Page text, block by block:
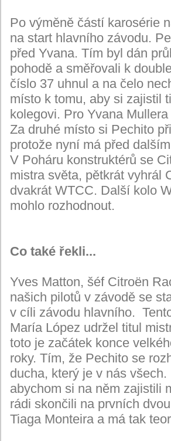
Po výměně částí karosérie
na start hlavního závodu.
před Yvana. Tím byl dán
pohodě a směřovali k
číslo 37 uhnul a na čelo
místo k tomu, aby si zajistil
kolegovi. Pro Yvana
Za druhé místo si Pechito
protože nyní má před
V Poháru konstruktérů se
mistra světa, pětkrát vyhrál
dvakrát WTCC. Další kolo
mohlo rozhodnout.
Co také řekli...
Yves Matton, šéf Citroën
našich pilotů v závodě se
v cíli závodu hlavního.
María López udržel titul
toto je začátek konce
roky. Tím, že Pechito se
ducha, který je v nás
abychom si na něm zajistili
rádi skončili na prvních
Tiaga Monteira a má tak